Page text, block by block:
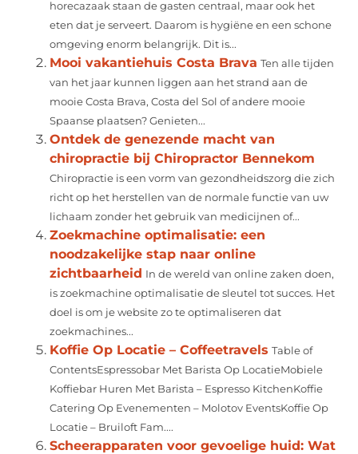
horecazaak staan de gasten centraal, maar ook het
eten dat je serveert. Daarom is hygiëne en een schone
omgeving enorm belangrijk. Dit is...
Mooi vakantiehuis Costa Brava Ten alle tijden
van het jaar kunnen liggen aan het strand aan de
mooie Costa Brava, Costa del Sol of andere mooie
Spaanse plaatsen? Genieten...
Ontdek de genezende macht van
chiropractie bij Chiropractor Bennekom
Chiropractie is een vorm van gezondheidszorg die zich
richt op het herstellen van de normale functie van uw
lichaam zonder het gebruik van medicijnen of...
Zoekmachine optimalisatie: een
noodzakelijke stap naar online
zichtbaarheid In de wereld van online zaken doen,
is zoekmachine optimalisatie de sleutel tot succes. Het
doel is om je website zo te optimaliseren dat
zoekmachines...
Koffie Op Locatie – Coffeetravels Table of
ContentsEspressobar Met Barista Op LocatieMobiele
Koffiebar Huren Met Barista – Espresso KitchenKoffie
Catering Op Evenementen – Molotov EventsKoffie Op
Locatie – Bruiloft Fam....
Scheerapparaten voor gevoelige huid: Wat